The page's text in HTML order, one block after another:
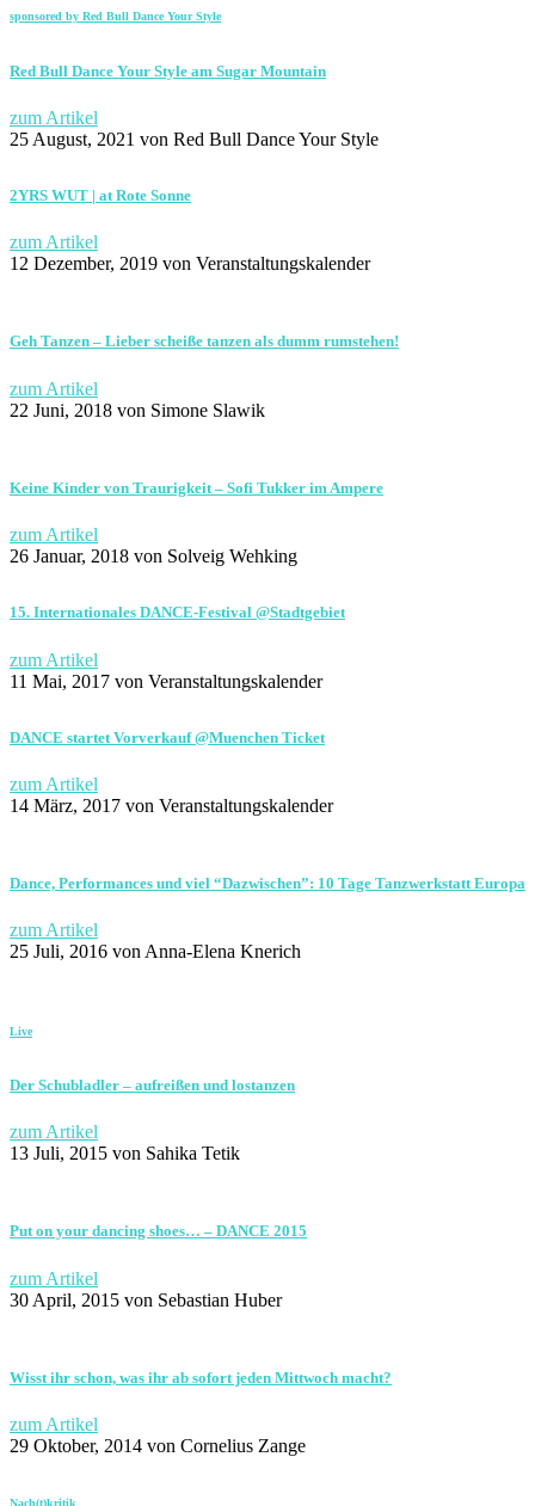
sponsored by Red Bull Dance Your Style
Red Bull Dance Your Style am Sugar Mountain
zum Artikel
25 August, 2021 von Red Bull Dance Your Style
2YRS WUT | at Rote Sonne
zum Artikel
12 Dezember, 2019 von Veranstaltungskalender
Geh Tanzen – Lieber scheiße tanzen als dumm rumstehen!
zum Artikel
22 Juni, 2018 von Simone Slawik
Keine Kinder von Traurigkeit – Sofi Tukker im Ampere
zum Artikel
26 Januar, 2018 von Solveig Wehking
15. Internationales DANCE-Festival @Stadtgebiet
zum Artikel
11 Mai, 2017 von Veranstaltungskalender
DANCE startet Vorverkauf @Muenchen Ticket
zum Artikel
14 März, 2017 von Veranstaltungskalender
Dance, Performances und viel “Dazwischen”: 10 Tage Tanzwerkstatt Europa
zum Artikel
25 Juli, 2016 von Anna-Elena Knerich
Live
Der Schubladler – aufreißen und lostanzen
zum Artikel
13 Juli, 2015 von Sahika Tetik
Put on your dancing shoes… – DANCE 2015
zum Artikel
30 April, 2015 von Sebastian Huber
Wisst ihr schon, was ihr ab sofort jeden Mittwoch macht?
zum Artikel
29 Oktober, 2014 von Cornelius Zange